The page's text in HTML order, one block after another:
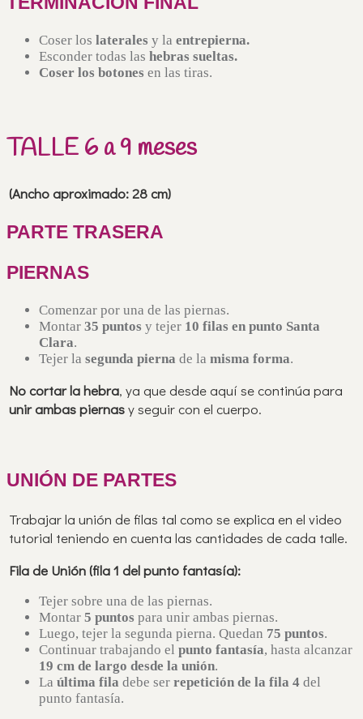
Coser los laterales y la entrepierna.
Esconder todas las hebras sueltas.
Coser los botones en las tiras.
TALLE 6 a 9 meses
(Ancho aproximado: 28 cm)
PARTE TRASERA
PIERNAS
Comenzar por una de las piernas.
Montar 35 puntos y tejer 10 filas en punto Santa
Clara.
Tejer la segunda pierna de la misma forma.
No cortar la hebra, ya que desde aquí se continúa para
unir ambas piernasy seguir con el cuerpo.
UNIÓN DE PARTES
Trabajar la unión de filas tal como se explica en el video
tutorial teniendo en cuenta las cantidades de cada talle.
Fila de Unión (fila 1 del punto fantasía):
Tejer sobre una de las piernas.
Montar 5 puntos para unir ambas piernas.
Luego, tejer la segunda pierna. Quedan 75 puntos.
Continuar trabajando el punto fantasía, hasta alcanzar
19 cm de largo desde la unión.
La última fila debe ser repetición de la fila 4 del
punto fantasía.